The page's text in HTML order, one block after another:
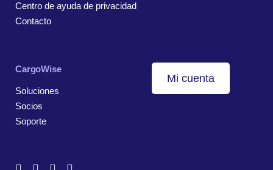
Centro de ayuda de privacidad
Contacto
CargoWise
Soluciones
Socios
Soporte
Mi cuenta